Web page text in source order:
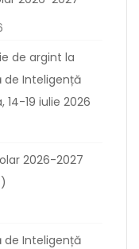
de argint la
de Inteligență
19 iulie 2026
2026-2027
de Inteligență